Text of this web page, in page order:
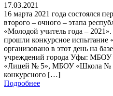
17.03.2021
16 марта 2021 года состоялся
второго – очного – этапа
«Молодой учитель года –
прошли конкурсное испытание
организовано в этот день на
учреждений города Уфы:
«Лицей № 5», МБОУ «Школа №
конкурсного […]
Подробнее